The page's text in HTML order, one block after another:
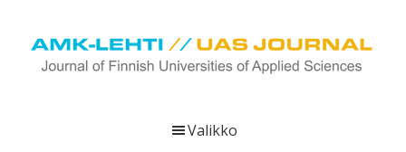
Hyppää
pääsisältöön
Hyppää
ensisijaiseen
Hyppää
alatunnisteeseen
Valikko